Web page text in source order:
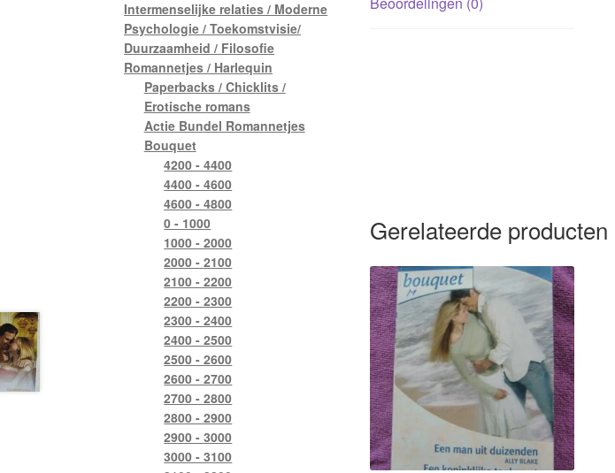
Gerelateerde producten
Intermenselijke relaties / Moderne
Psychologie / Toekomstvisie/
Duurzaamheid / Filosofie
Romannetjes / Harlequin
Paperbacks / Chicklits /
Erotische romans
Actie Bundel Romannetjes
Bouquet
4200 - 4400
4400 - 4600
4600 - 4800
0 - 1000
1000 - 2000
2000 - 2100
2100 - 2200
2200 - 2300
2300 - 2400
2400 - 2500
2500 - 2600
2600 - 2700
2700 - 2800
2800 - 2900
2900 - 3000
3000 - 3100